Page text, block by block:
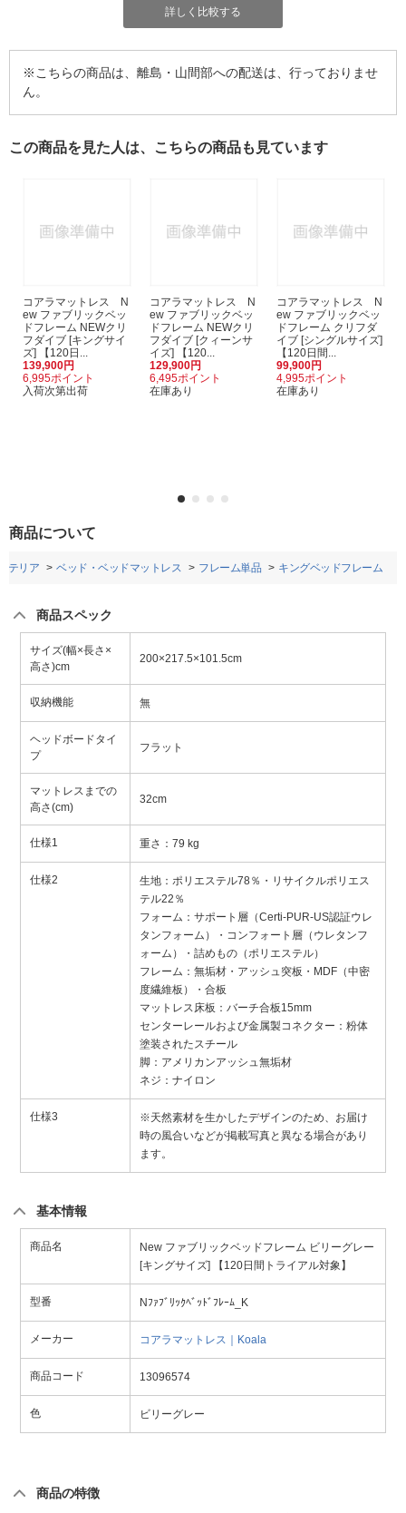
詳しく比較する
※こちらの商品は、離島・山間部への配送は、行っておりませ
ん。
この商品を見た人は、こちらの商品も見ています
コアラマットレス N
ew ファブリックベッ
ドフレーム NEWクリ
フダイブ [キングサイ
ズ] 【120日...
139,900円
6,995ポイント
入荷次第出荷
コアラマットレス N
ew ファブリックベッ
ドフレーム NEWクリ
フダイブ [クィーンサ
イズ] 【120...
129,900円
6,495ポイント
在庫あり
コアラマットレス N
ew ファブリックベッ
ドフレーム クリフダ
イブ [シングルサイズ]
【120日間...
99,900円
4,995ポイント
在庫あり
商品について
テリア ベッド・ベッドマットレス フレーム単品 キングベッドフレーム
商品スペック
サイズ(幅×長さ×
高さ)cm
200×217.5×101.5cm
収納機能 無
ヘッドボードタイ
プ
フラット
マットレスまでの
高さ(cm)
32cm
仕様1 重さ：79 kg
仕様2
生地：ポリエステル78％・リサイクルポリエス
テル22％
フォーム：サポート層（Certi-PUR-US認証ウレ
タンフォーム）・コンフォート層（ウレタンフ
ォーム）・詰めもの（ポリエステル）
フレーム：無垢材・アッシュ突板・MDF（中密
度繊維板）・合板
マットレス床板：バーチ合板15mm
センターレールおよび金属製コネクター：粉体
塗装されたスチール
脚：アメリカンアッシュ無垢材
ネジ：ナイロン
仕様3
※天然素材を生かしたデザインのため、お届け
時の風合いなどが掲載写真と異なる場合があり
ます。
基本情報
商品名
New ファブリックベッドフレーム ビリーグレー
[キングサイズ] 【120日間トライアル対象】
型番 Nﾌｧﾌﾞﾘｯｸﾍﾞｯﾄﾞﾌﾚｰﾑ_K
メーカー コアラマットレス｜Koala
商品コード 13096574
色 ビリーグレー
商品の特徴